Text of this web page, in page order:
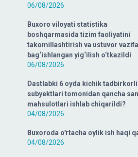
06/08/2026
Buxoro viloyati statistika
boshqarmasida tizim faoliyatini
takomillashtirish va ustuvor
bag‘ishlangan yig‘ilish o‘tkazildi
06/08/2026
Dastlabki 6 oyda kichik
subyektlari tomonidan qancha
mahsulotlari ishlab chiqarildi?
04/08/2026
Buxoroda o'rtacha oylik ish haqi
04/08/2026